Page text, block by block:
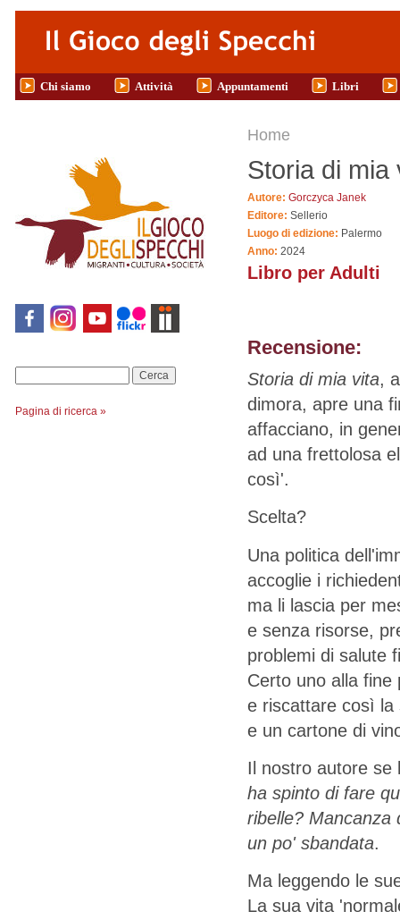
Salta al contenuto principale
Chi siamo Attività Appuntamenti Libri
Pagina di ricerca »
Tu sei qui
Home
Storia di mia
Autore: Gorczyca Janek
Editore: Sellerio
Luogo di edizione: Palermo
Anno: 2024
Libro per Adulti
Recensione:
Storia di mia vita,
dimora, apre una
affacciano, in
ad una frettolosa
così'.
Scelta?
Una politica
accoglie i
ma li lascia per
e senza risorse,
problemi di salute
Certo uno alla fine
e riscattare così la
e un cartone di
Il nostro autore
ha spinto di fare
ribelle? Mancanza
un po' sbandata.
Ma leggendo le
La sua vita